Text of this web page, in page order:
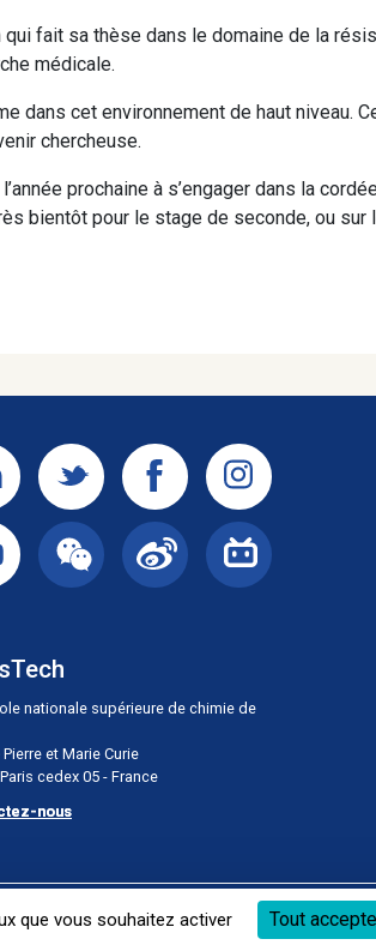
fait sa thèse dans le domaine de la
médicale.
dans cet environnement de haut niveau.
chercheuse.
prochaine à s’engager dans la
bientôt pour le stage de seconde, ou sur
nationale supérieure de chimie de
Pierre et Marie Curie
cedex 05 - France
nous
à la newsletter
que vous souhaitez activer Tout